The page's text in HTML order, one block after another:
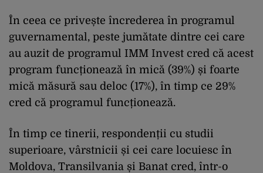
În ceea ce privește încrederea în programul
guvernamental, peste jumătate dintre cei care
au auzit de programul IMM Invest cred că acest
program funcționează în mică (39%) și foarte
mică măsură sau deloc (17%), în timp ce 29%
cred că programul funcționează.
În timp ce tinerii, respondenții cu studii
superioare, vârstnicii și cei care locuiesc în
Moldova, Transilvania și Banat cred, într-o